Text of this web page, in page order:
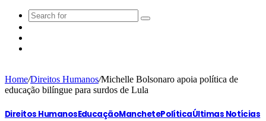
Home/Direitos Humanos/Michelle Bolsonaro apoia política de
educação bilíngue para surdos de Lula
Direitos HumanosEducaçãoManchetePolíticaÚltimas Notícias